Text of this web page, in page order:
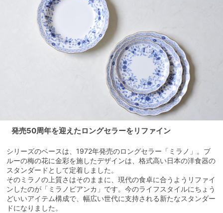
発売50周年を迎えたロングセラーをリファイン
シリーズのベースは、1972年発売のロングセラー「ミラノ」。ブ
ルーの梅の花に金彩を施したデザインは、格式高い日本の洋食器の
スタンダードとして定着しました。
そのミラノの上質さはそのままに、現代の食卓に合うようリファイ
ンしたのが「ミラノビアンカ」です。今のライフスタイルにちょう
どいいアイテム構成で、幅広い世代に支持される新たなスタンダー
ドになりました。